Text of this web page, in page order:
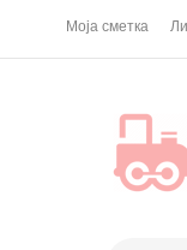
Моја сметка